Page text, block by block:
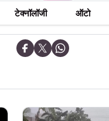
टेक्नॉलॉजी ऑटो